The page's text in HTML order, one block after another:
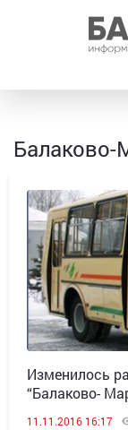
Балаково-
Изменилось
“Балаково-
11.11.2016 16:17